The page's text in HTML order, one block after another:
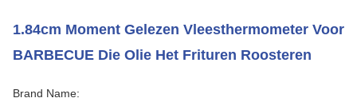
1.84cm Moment Gelezen Vleesthermometer Voor
BARBECUE Die Olie Het Frituren Roosteren
Brand Name: